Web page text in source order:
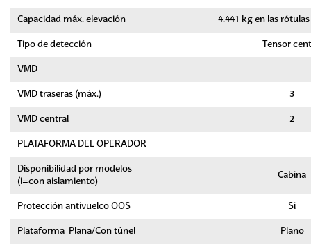
Capacidad máx. elevación 4.441 kg en las
Tipo de detección Tensor
VMD
VMD traseras (máx.) 3
VMD central 2
PLATAFORMA DEL OPERADOR
Disponibilidad por modelos
(i=con aislamiento)
Cabina
Protección antivuelco OOS Si
Plataforma  Plana/Con túnel Plano